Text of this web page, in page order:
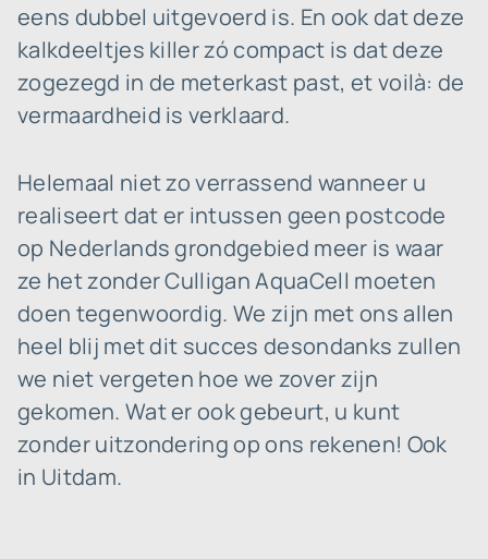
eens dubbel uitgevoerd is. En ook dat deze
kalkdeeltjes killer zó compact is dat deze
zogezegd in de meterkast past, et voilà: de
vermaardheid is verklaard.
Helemaal niet zo verrassend wanneer u
realiseert dat er intussen geen postcode
op Nederlands grondgebied meer is waar
ze het zonder Culligan AquaCell moeten
doen tegenwoordig. We zijn met ons allen
heel blij met dit succes desondanks zullen
we niet vergeten hoe we zover zijn
gekomen. Wat er ook gebeurt, u kunt
zonder uitzondering op ons rekenen! Ook
in Uitdam.